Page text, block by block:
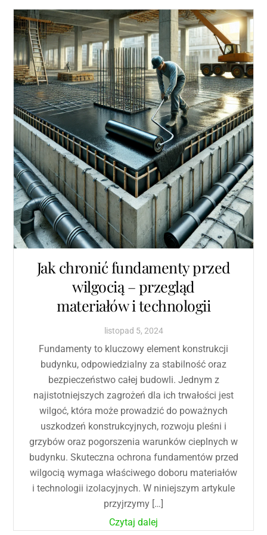
Jak chronić fundamenty przed
wilgocią – przegląd
materiałów i technologii
listopad 5, 2024
Fundamenty to kluczowy element konstrukcji
budynku, odpowiedzialny za stabilność oraz
bezpieczeństwo całej budowli. Jednym z
najistotniejszych zagrożeń dla ich trwałości jest
wilgoć, która może prowadzić do poważnych
uszkodzeń konstrukcyjnych, rozwoju pleśni i
grzybów oraz pogorszenia warunków cieplnych w
budynku. Skuteczna ochrona fundamentów przed
wilgocią wymaga właściwego doboru materiałów
i technologii izolacyjnych. W niniejszym artykule
przyjrzymy […]
Czytaj dalej